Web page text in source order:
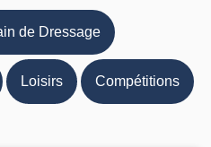
de Dressage
Loisirs Compétitions